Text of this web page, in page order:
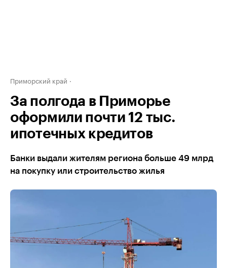
Приморский край
За полгода в Приморье
оформили почти 12 тыс.
ипотечных кредитов
Банки выдали жителям региона больше 49 млрд
на покупку или строительство жилья